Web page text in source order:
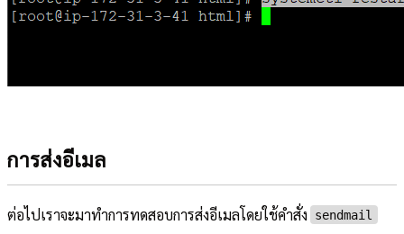
การส่งอีเมล
ต่อไปเราจะมาทำการทดสอบการส่งอีเมลโดยใช้คำสั่ง sendmail